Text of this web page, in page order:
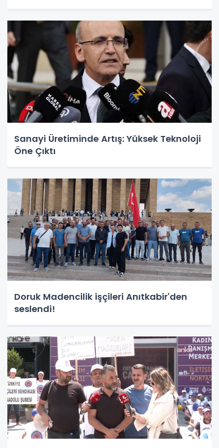
Sanayi Üretiminde Artış: Yüksek Teknoloji
Öne Çıktı
Doruk Madencilik işçileri Anıtkabir'den
seslendi!